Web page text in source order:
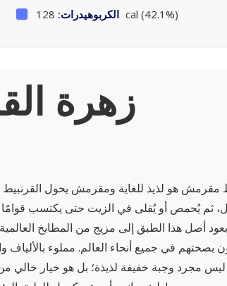
الكربوهيدرات: 128 cal (42.1%)
مقرمش هو لذيذ للغاية ومقرمش يحول
ثم يُحمص أو يُقلى في الزيت حتى يكتسب
أصل هذا الطبق إلى مزيج من المطابخ
بصحتهم في جميع أنحاء العالم. مملوء بالألياف
مجرد وجبة خفيفة لذيذة؛ بل هو خيار خالي